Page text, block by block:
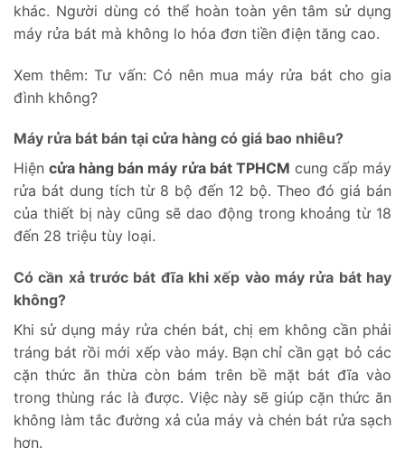
khác. Người dùng có thể hoàn toàn yên tâm sử dụng
máy rửa bát mà không lo hóa đơn tiền điện tăng cao.
Xem thêm:Tư vấn: Có nên mua máy rửa bát cho gia
đình không?
Máy rửa bát bán tại cửa hàng có giá bao nhiêu?
Hiệncửa hàng bán máy rửa bát TPHCM cung cấp máy
rửa bát dung tích từ 8 bộ đến 12 bộ. Theo đó giá bán
của thiết bị này cũng sẽ dao động trong khoảng từ 18
đến 28 triệu tùy loại.
Có cần xả trước bát đĩa khi xếp vào máy rửa bát hay
không?
Khi sử dụng máy rửa chén bát, chị em không cần phải
tráng bát rồi mới xếp vào máy. Bạn chỉ cần gạt bỏ các
cặn thức ăn thừa còn bám trên bề mặt bát đĩa vào
trong thùng rác là được. Việc này sẽ giúp cặn thức ăn
không làm tắc đường xả của máy và chén bát rửa sạch
hơn.